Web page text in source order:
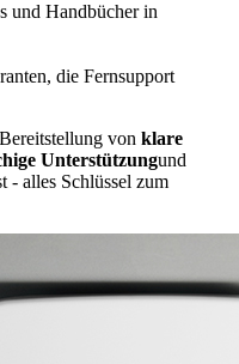
und Handbücher in
die Fernsupport
von klare
Unterstützungund
- alles Schlüssel zum